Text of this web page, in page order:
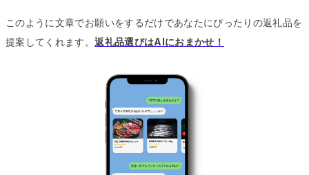
このように文章でお願いをするだけであなたにぴったりの返礼品を
提案してくれます。返礼品選びはAIにおまかせ！